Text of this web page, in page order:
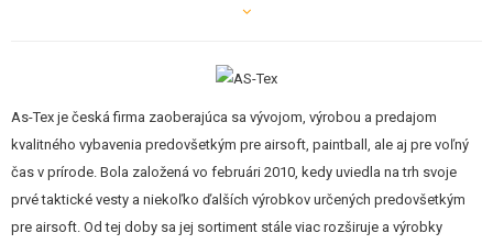
červeným značením v tvare písmena "T"
tourniquetu medzi ostatné výstroje na veste či nosiči plátov,
Tourniquet nie je súčasťou puzdra.
As-Tex je česká firma zaoberajúca sa vývojom, výrobou a predajom
kvalitného vybavenia predovšetkým pre airsoft, paintball, ale aj pre voľný
čas v prírode. Bola založená vo februári 2010, kedy uviedla na trh svoje
prvé taktické vesty a niekoľko ďalších výrobkov určených predovšetkým
pre airsoft. Od tej doby sa jej sortiment stále viac rozširuje a výrobky